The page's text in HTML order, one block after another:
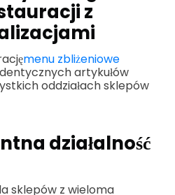
z
menu zbliżeniowe
artykułów
oddziałach sklepów
działalność
sklepów z wieloma